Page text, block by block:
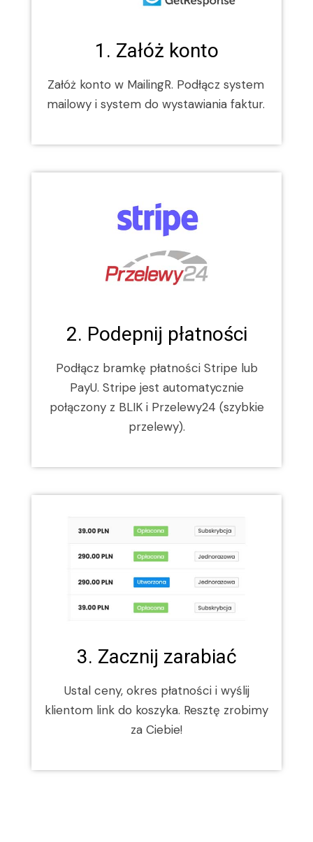
1. Załóż konto
Załóż konto w MailingR. Podłącz system
mailowy i system do wystawiania faktur.
2. Podepnij płatności
Podłącz bramkę płatności Stripe lub
PayU. Stripe jest automatycznie
połączony z BLIK i Przelewy24 (szybkie
przelewy).
3. Zacznij zarabiać
Ustal ceny, okres płatności i wyślij
klientom link do koszyka. Resztę zrobimy
za Ciebie!